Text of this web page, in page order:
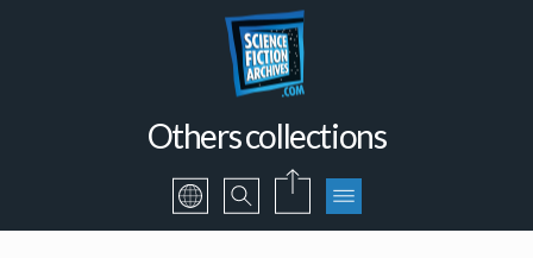
Others collections